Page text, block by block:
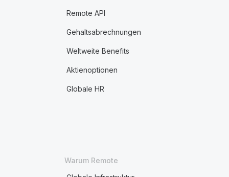
Remote API
Gehaltsabrechnungen
Weltweite Benefits
Aktienoptionen
Globale HR
Warum Remote